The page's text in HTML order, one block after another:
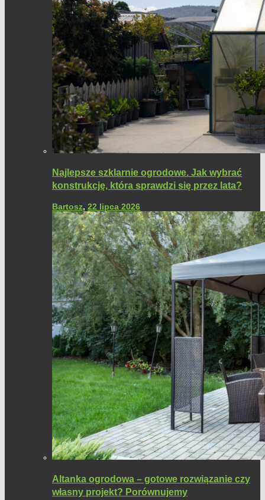
Najlepsze szklarnie ogrodowe. Jak wybrać
konstrukcję, która sprawdzi się przez lata?
Bartosz, 22 lipca 2026
Altanka ogrodowa – gotowe rozwiązanie czy
własny projekt? Porównujemy